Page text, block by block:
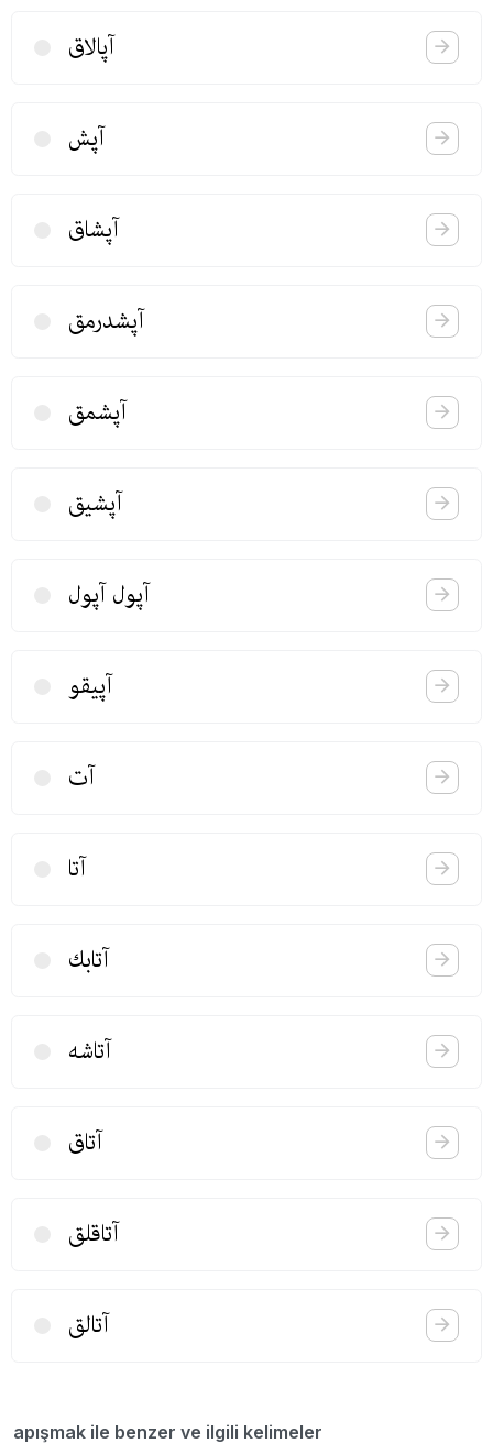
آپالاق
آپش
آپشاق
آپشدرمق
آپشمق
آپشیق
آپول آپول
آپیقو
آت
آتا
آتابك
آتاشه
آتاق
آتاقلق
آتالق
apışmak ile benzer ve ilgili kelimeler